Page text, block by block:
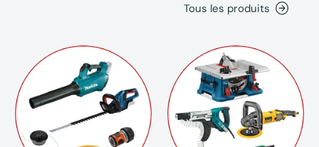
Tous les produits